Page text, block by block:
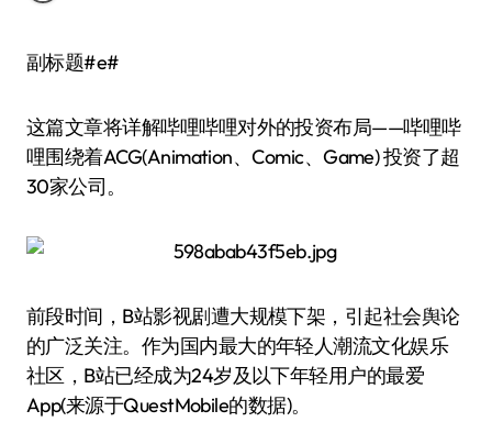
副标题#e#
这篇文章将详解哔哩哔哩对外的投资布局——哔哩哔
哩围绕着ACG(Animation、Comic、Game) 投资了超
30家公司。
前段时间，B站影视剧遭大规模下架，引起社会舆论
的广泛关注。作为国内最大的年轻人潮流文化娱乐
社区，B站已经成为24岁及以下年轻用户的最爱
App(来源于QuestMobile的数据)。